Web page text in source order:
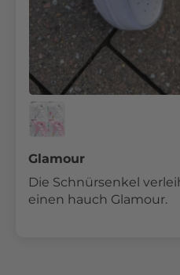
Glamour
Die Schnürsenkel
einen hauch Glamour.